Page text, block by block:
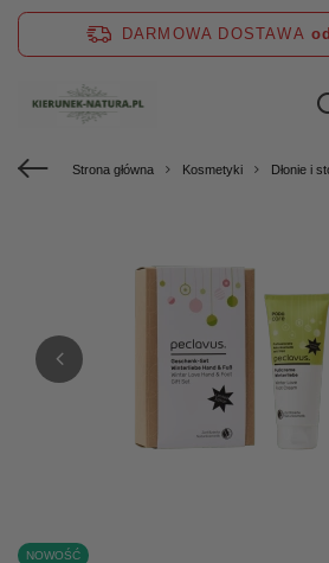
DARMOWA DOSTAWA
Strona główna Kosmetyki Dłonie i
NOWOŚĆ